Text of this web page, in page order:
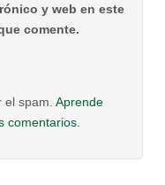
y web en este
comente.
spam. Aprende
comentarios.